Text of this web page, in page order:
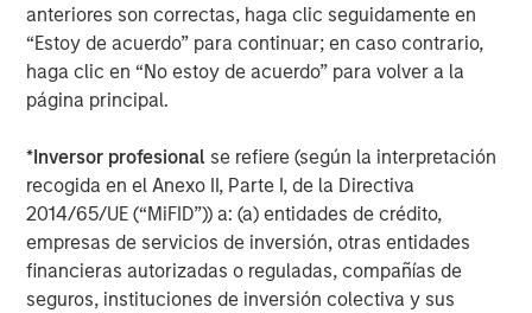
anteriores son correctas, haga clic seguidamente en
“Estoy de acuerdo” para continuar; en caso contrario,
haga clic en “No estoy de acuerdo” para volver a la
página principal.
*Inversor profesional se refiere (según la interpretación
recogida en el Anexo II, Parte I, de la Directiva
2014/65/UE (“MiFID”)) a: (a) entidades de crédito,
empresas de servicios de inversión, otras entidades
financieras autorizadas o reguladas, compañías de
seguros, instituciones de inversión colectiva y sus
05-AGO-2026
Important Information:
Diversification does not eliminate the risk of loss.